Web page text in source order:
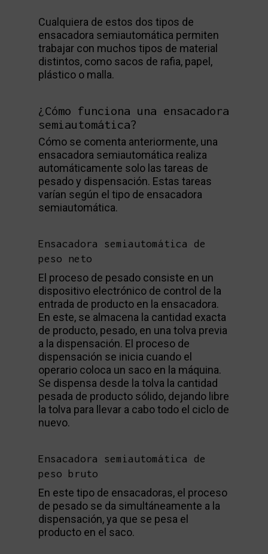
Cualquiera de estos dos tipos de
ensacadora semiautomática permiten
trabajar con muchos tipos de material
distintos, como sacos de rafia, papel,
plástico o malla.
¿Cómo funciona una ensacadora
semiautomática?
Cómo se comenta anteriormente, una
ensacadora semiautomática realiza
automáticamente solo las tareas de
pesado y dispensación. Estas tareas
varían según el tipo de ensacadora
semiautomática.
Ensacadora semiautomática de
peso neto
El proceso de pesado consiste en un
dispositivo electrónico de control de la
entrada de producto en la ensacadora.
En este, se almacena la cantidad exacta
de producto, pesado, en una tolva previa
a la dispensación. El proceso de
dispensación se inicia cuando el
operario coloca un saco en la máquina.
Se dispensa desde la tolva la cantidad
pesada de producto sólido, dejando libre
la tolva para llevar a cabo todo el ciclo de
nuevo.
Ensacadora semiautomática de
peso bruto
En este tipo de ensacadoras, el proceso
de pesado se da simultáneamente a la
dispensación, ya que se pesa el
producto en el saco.